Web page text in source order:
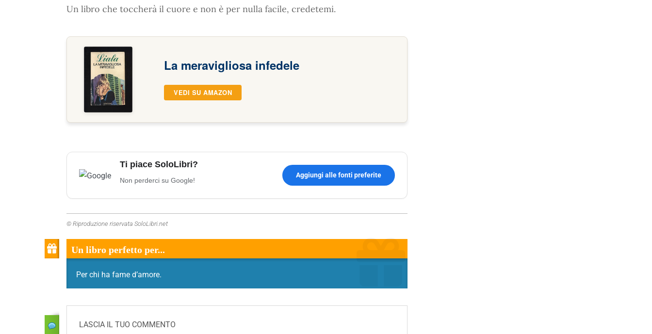
Un libro che toccherà il cuore e non è per nulla facile, credetemi.
La meravigliosa infedele
VEDI SU AMAZON
Ti piace SoloLibri?
Non perderci su Google!
Aggiungi alle fonti preferite
© Riproduzione riservata SoloLibri.net
Un libro perfetto per...
Per chi ha fame d’amore.
LASCIA IL TUO COMMENTO